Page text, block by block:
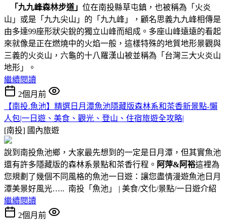
「九九峰森林步道」 位在南投縣草屯鎮，也被稱為「火炎
山」或是「九九尖山」的「九九峰」，顧名思義九九峰相傳是
由多達99座形狀尖銳的獨立山峰而組成。多座山峰遠遠的看起
來就像是正在燃燒中的火焰一般，這樣特殊的地質地形景觀與
三義的火炎山，六龜的十八羅漢山被並稱為「台灣三大火炎山
地形」。
繼續閱讀
2個月前
【南投.魚池】精選日月潭魚池隱藏版森林系和茶香新景點-懶
人包|一日遊、美食、觀光、登山、住宿旅遊全攻略|
[南投] 國內旅遊
說到南投魚池鄉，大家最先想到的一定是日月潭，但其實魚池
還有許多隱藏版的森林系景點和茶香行程。 阿萍&阿裕這裡為
您規劃了幾個不同風格的魚池一日遊：讓您盡情漫遊魚池日月
潭美景好風光….. 南投「魚池」 | 美食/文化/景點/一日遊介紹
繼續閱讀
2個月前